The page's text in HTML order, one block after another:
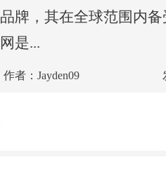
品牌，其在全球范围内
网是...
作者：Jayden09